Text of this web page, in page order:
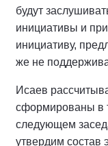
будут
инициативы и
инициативу,
же не
Исаев
сформированы в
следующем
утвердим состав